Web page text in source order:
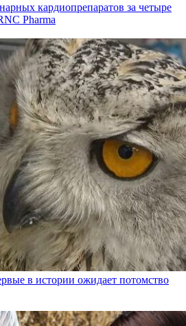
кардиопрепаратов за четыре
Pharma
в истории ожидает потомство